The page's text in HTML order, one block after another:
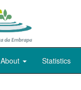
About Statistics